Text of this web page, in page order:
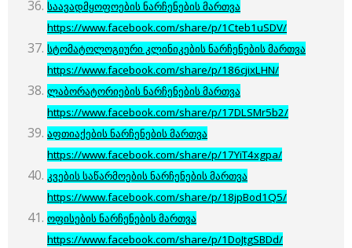
საავადმყოფოების ნარჩენების მართვა
https://www.facebook.com/share/p/1Cteb1uSDV/
სტომატოლოგიური კლინიკების ნარჩენების მართვა
https://www.facebook.com/share/p/186cjixLHN/
ლაბორატორიების ნარჩენების მართვა
https://www.facebook.com/share/p/17DLSMr5b2/
აფთიაქების ნარჩენების მართვა
https://www.facebook.com/share/p/17YiT4xgpa/
კვების საწარმოების ნარჩენების მართვა
https://www.facebook.com/share/p/18jpBod1Q5/
ოფისების ნარჩენების მართვა
https://www.facebook.com/share/p/1DoJtgSBDd/